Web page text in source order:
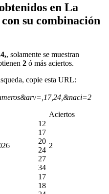
en La
su combinación
, solamente se muestran
2 ó más aciertos.
copie esta URL:
Aciertos
12
17
20
24
27
34
2
17
18